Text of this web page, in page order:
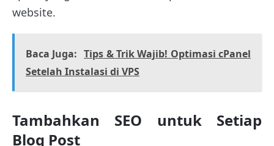
website.
Baca Juga: Tips & Trik Wajib! Optimasi cPanel
Setelah Instalasi di VPS
Tambahkan SEO untuk Setiap
Blog Post